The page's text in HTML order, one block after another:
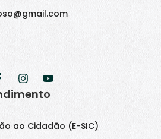
ao Cidadão (E-SIC)